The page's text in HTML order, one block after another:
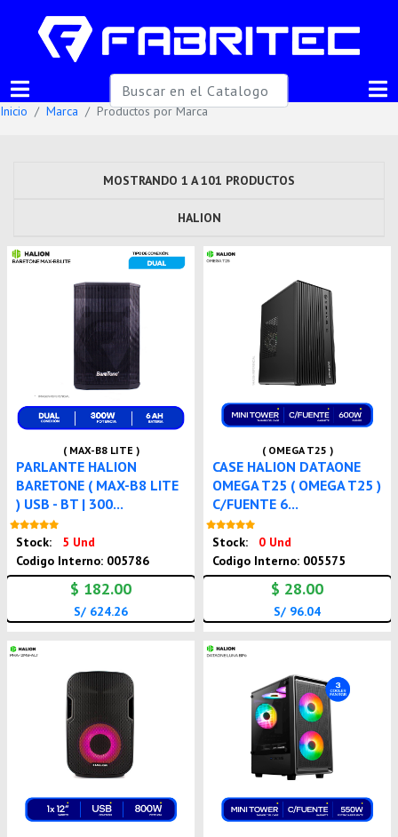
Inicio Marca Productos por Marca
MOSTRANDO 1 A 101 PRODUCTOS
HALION
( MAX-B8 LITE )
PARLANTE HALION
BARETONE ( MAX-B8 LITE
) USB - BT | 300...
Stock:
5 Und
Codigo Interno: 005786
$ 182.00
S/ 624.26
( OMEGA T25 )
CASE HALION DATAONE
OMEGA T25 ( OMEGA T25 )
C/FUENTE 6...
Stock:
0 Und
Codigo Interno: 005575
$ 28.00
S/ 96.04